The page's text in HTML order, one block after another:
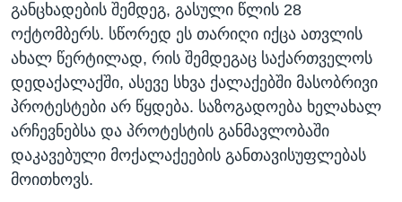
განცხადების შემდეგ, გასული წლის 28
ოქტომბერს. სწორედ ეს თარიღი იქცა ათვლის
ახალ წერტილად, რის შემდეგაც საქართველოს
დედაქალაქში, ასევე სხვა ქალაქებში მასობრივი
პროტესტები არ წყდება. საზოგადოება ხელახალ
არჩევნებსა და პროტესტის განმავლობაში
დაკავებული მოქალაქეების განთავისუფლებას
მოითხოვს.